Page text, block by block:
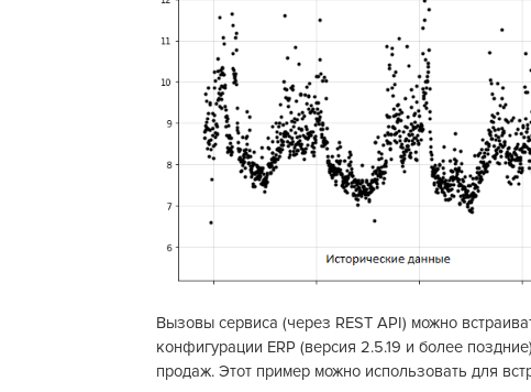
Вызовы сервиса (через REST API) можно
конфигурации ERP (версия 2.5.19 и более
продаж. Этот пример можно использовать для